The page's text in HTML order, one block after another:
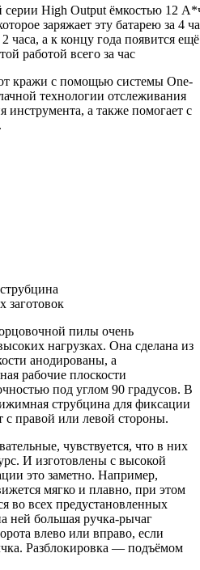
серии High Output ёмкостью 12
заряжает эту батарею за 4
2 часа, а к концу года появится
работой всего за час
кражи с помощью системы One-
технологии отслеживания
инструмента, а также помогает с
заготовок
пилы очень
нагрузках. Она сделана из
анодированы, а
рабочие плоскости
под углом 90 градусов. В
струбцина для фиксации
с правой или левой стороны.
чувствуется, что в них
И изготовлены с высокой
это заметно. Например,
мягко и плавно, при этом
во всех предустановленных
ней большая ручка-рычаг
влево или вправо, если
Разблокировка — подъёмом